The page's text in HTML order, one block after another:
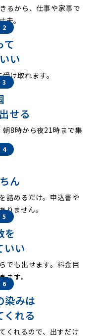
るから、仕事や家事で
夫。
2
て
い
け取れます。
3
せる
朝8時から夜21時まで集
4
ん
詰めるだけ。申込書や
りません。
5
を
いい
でも出せます。料金目
ます。
6
染みは
くれる
くれるので、出すだけ